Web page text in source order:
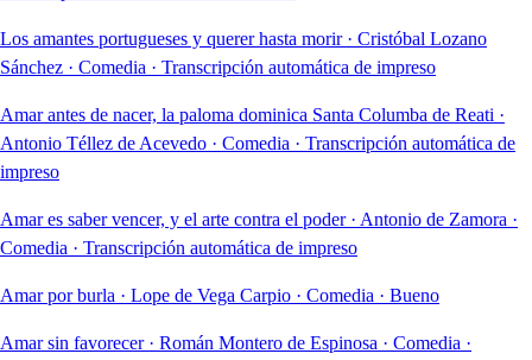
Los amantes portugueses y querer hasta morir · Cristóbal Lozano
Sánchez · Comedia · Transcripción automática de impreso
Amar antes de nacer, la paloma dominica Santa Columba de Reati ·
Antonio Téllez de Acevedo · Comedia · Transcripción automática de
impreso
Amar es saber vencer, y el arte contra el poder · Antonio de Zamora ·
Comedia · Transcripción automática de impreso
Amar por burla · Lope de Vega Carpio · Comedia · Bueno
Amar sin favorecer · Román Montero de Espinosa · Comedia ·